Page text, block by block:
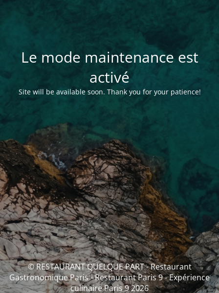
Le mode maintenance est
activé
Site will be available soon. Thank you for your patience!
© RESTAURANT QUELQUE PART - Restaurant
Gastronomique Paris - Restaurant Paris 9 - Expérience
culinaire Paris 9 2026